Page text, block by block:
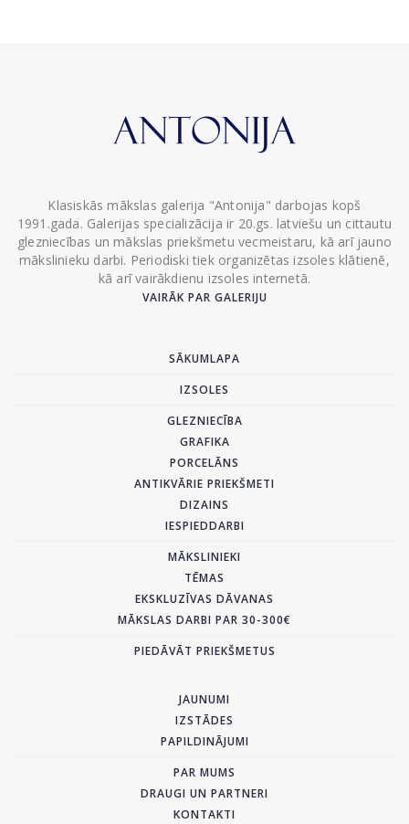
Klasiskās mākslas galerija "Antonija" darbojas kopš
1991.gada. Galerijas specializācija ir 20.gs. latviešu un cittautu
glezniecības un mākslas priekšmetu vecmeistaru, kā arī jauno
mākslinieku darbi. Periodiski tiek organizētas izsoles klātienē,
kā arī vairākdienu izsoles internetā.
VAIRĀK PAR GALERIJU
SĀKUMLAPA
IZSOLES
GLEZNIECĪBA
GRAFIKA
PORCELĀNS
ANTIKVĀRIE PRIEKŠMETI
DIZAINS
IESPIEDDARBI
MĀKSLINIEKI
TĒMAS
EKSKLUZĪVAS DĀVANAS
MĀKSLAS DARBI PAR 30-300€
PIEDĀVĀT PRIEKŠMETUS
JAUNUMI
IZSTĀDES
PAPILDINĀJUMI
PAR MUMS
DRAUGI UN PARTNERI
KONTAKTI